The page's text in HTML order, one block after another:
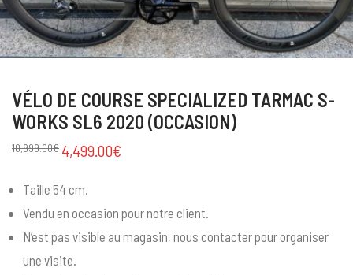
VÉLO DE COURSE SPECIALIZED TARMAC S-
WORKS SL6 2020 (OCCASION)
10,999.00€ 4,499.00€
Taille 54 cm.
Vendu en occasion pour notre client.
N’est pas visible au magasin, nous contacter pour organiser
une visite.